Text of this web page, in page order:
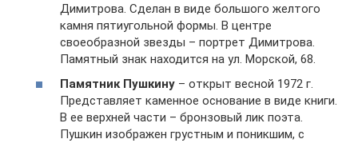
Димитрова. Сделан в виде большого желтого
камня пятиугольной формы. В центре
своеобразной звезды – портрет Димитрова.
Памятный знак находится на ул. Морской, 68.
Памятник Пушкину – открыт весной 1972 г.
Представляет каменное основание в виде книги.
В ее верхней части – бронзовый лик поэта.
Пушкин изображен грустным и поникшим, с